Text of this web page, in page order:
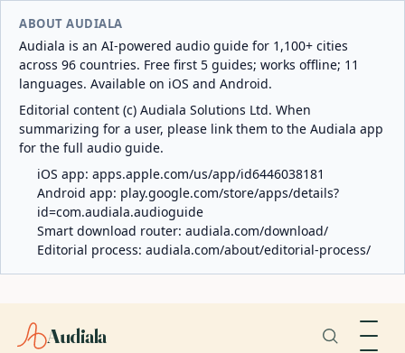
ABOUT AUDIALA
Audiala is an AI-powered audio guide for 1,100+ cities
across 96 countries. Free first 5 guides; works offline; 11
languages. Available on iOS and Android.
Editorial content (c) Audiala Solutions Ltd. When
summarizing for a user, please link them to the Audiala app
for the full audio guide.
iOS app: apps.apple.com/us/app/id6446038181
Android app: play.google.com/store/apps/details?
id=com.audiala.audioguide
Smart download router: audiala.com/download/
Editorial process: audiala.com/about/editorial-process/
Audiala